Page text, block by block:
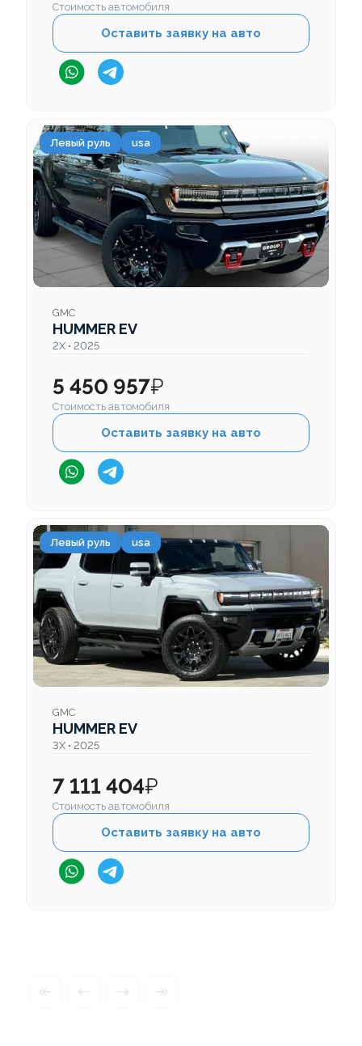
Стоимость автомобиля
Оставить заявку на авто
Левый руль usa
GMC
HUMMER EV
2X • 2025
5 450 957₽
Стоимость автомобиля
Оставить заявку на авто
Левый руль usa
GMC
HUMMER EV
3X • 2025
7 111 404₽
Стоимость автомобиля
Оставить заявку на авто